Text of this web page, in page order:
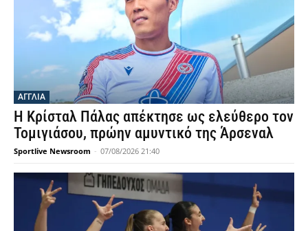
ΑΓΓΛΙΑ
Η Κρίσταλ Πάλας απέκτησε ως ελεύθερο τον
Τομιγιάσου, πρώην αμυντικό της Άρσεναλ
Sportlive Newsroom - 07/08/2026 21:40